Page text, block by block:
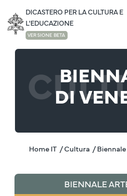
DICASTERO PER LA CULTURA E
L'EDUCAZIONE
VERSIONE BETA
DI
Home IT / Cultura /
BIENNALE